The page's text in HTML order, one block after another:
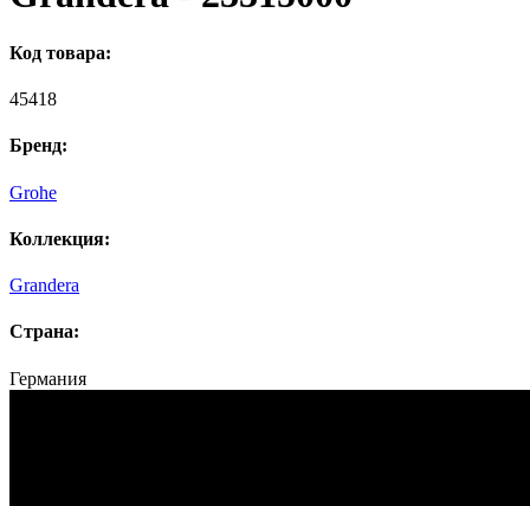
Код товара:
45418
Бренд:
Grohe
Коллекция:
Grandera
Страна:
Германия